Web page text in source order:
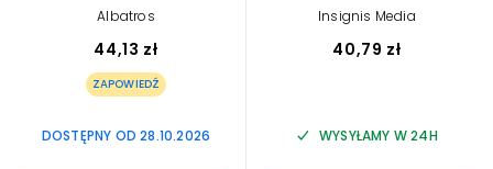
Albatros
44,13 zł
ZAPOWIEDŹ
DOSTĘPNY OD 28.10.2026
Insignis Media
40,79 zł
WYSYŁAMY W 24H